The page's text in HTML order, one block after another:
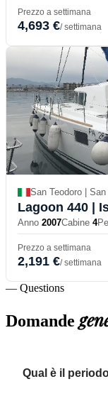
Prezzo a settimana
4,693 €/ settimana
San Teodoro | San
Lagoon 440 |
Anno 2007Cabine 4
Prezzo a settimana
2,191 €/ settimana
— Questions
Domande
Qual è il